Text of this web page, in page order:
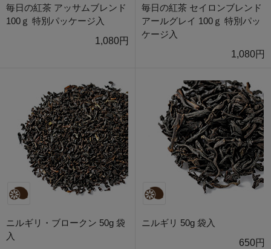
毎日の紅茶 アッサムブレンド
100ｇ 特別パッケージ入
1,080円
毎日の紅茶 セイロンブレンド
アールグレイ 100ｇ 特別パッ
ケージ入
1,080円
ニルギリ・ブロークン 50g 袋
入
ニルギリ 50g 袋入
650円